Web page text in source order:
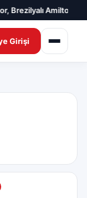
Brezilyalı Amilton ile
Girişi